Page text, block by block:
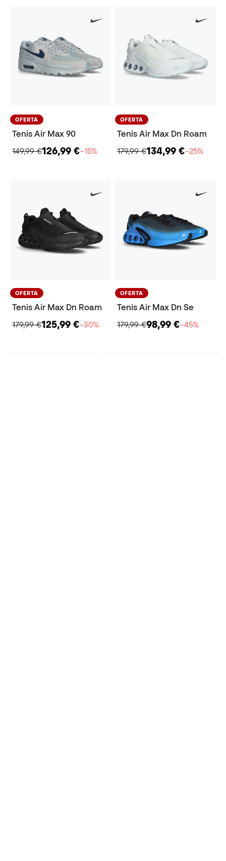
OFERTA
Tenis Air Max 90
149,99 €126,99 €−15%
OFERTA
Tenis Air Max Dn Roam
179,99 €134,99 €−25%
OFERTA
Tenis Air Max Dn Roam
179,99 €125,99 €−30%
OFERTA
Tenis Air Max Dn Se
179,99 €98,99 €−45%